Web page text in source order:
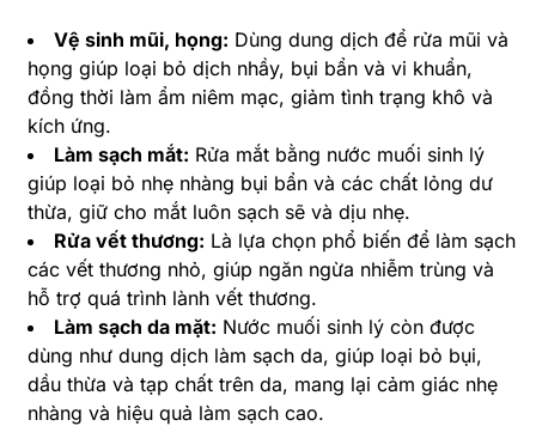
Vệ sinh mũi, họng: Dùng dung dịch để rửa mũi và
họng giúp loại bỏ dịch nhầy, bụi bẩn và vi khuẩn,
đồng thời làm ẩm niêm mạc, giảm tình trạng khô và
kích ứng.
Làm sạch mắt: Rửa mắt bằng nước muối sinh lý
giúp loại bỏ nhẹ nhàng bụi bẩn và các chất lỏng dư
thừa, giữ cho mắt luôn sạch sẽ và dịu nhẹ.
Rửa vết thương: Là lựa chọn phổ biến để làm sạch
các vết thương nhỏ, giúp ngăn ngừa nhiễm trùng và
hỗ trợ quá trình lành vết thương.
Làm sạch da mặt: Nước muối sinh lý còn được
dùng như dung dịch làm sạch da, giúp loại bỏ bụi,
dầu thừa và tạp chất trên da, mang lại cảm giác nhẹ
nhàng và hiệu quả làm sạch cao.